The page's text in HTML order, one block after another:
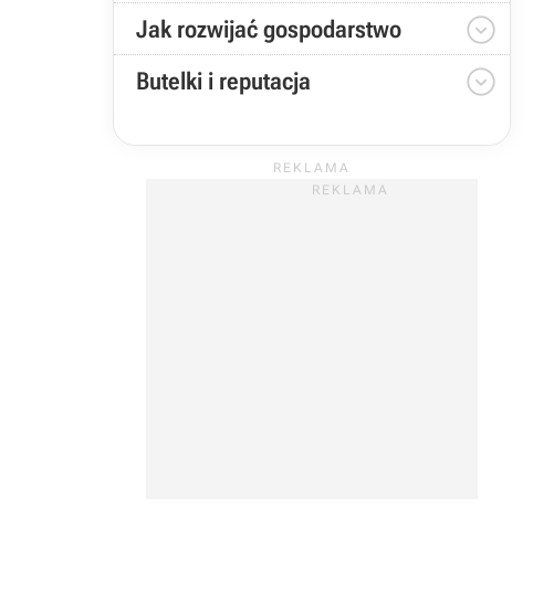
Jak rozwijać gospodarstwo 
Butelki i reputacja 